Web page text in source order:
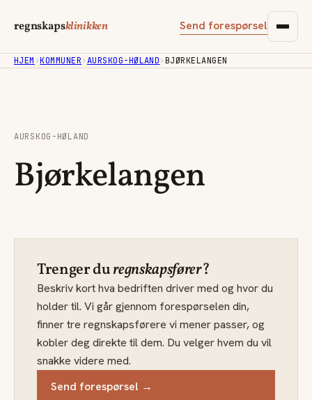
regnskapsklinikken Send forespørsel
HJEM ›KOMMUNER›AURSKOG-HØLAND›BJØRKELANGEN
AURSKOG-HØLAND
Bjørkelangen
Trenger duregnskapsfører?
Beskriv kort hva bedriften driver med og hvor du
holder til. Vi går gjennom forespørselen din,
finner tre regnskapsførere vi mener passer, og
kobler deg direkte til dem. Du velger hvem du vil
snakke videre med.
Send forespørsel →